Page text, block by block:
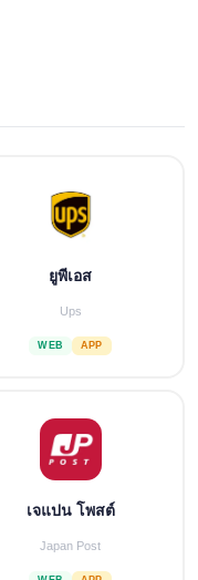
ยูพีเอส
Ups
WEB APP
เจแปน โพสต์
Japan Post